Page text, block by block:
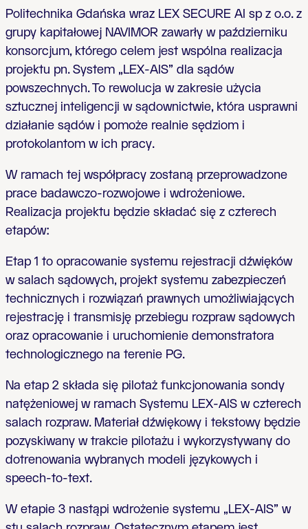
Politechnika Gdańska wraz LEX SECURE AI sp z o.o. z
grupy kapitałowej NAVIMOR zawarły w październiku
konsorcjum, którego celem jest wspólna realizacja
projektu pn. System „LEX-AIS” dla sądów
powszechnych. To rewolucja w zakresie użycia
sztucznej inteligencji w sądownictwie, która usprawni
działanie sądów i pomoże realnie sędziom i
protokolantom w ich pracy.
W ramach tej współpracy zostaną przeprowadzone
prace badawczo-rozwojowe i wdrożeniowe.
Realizacja projektu będzie składać się z czterech
etapów:
Etap 1 to opracowanie systemu rejestracji dźwięków
w salach sądowych, projekt systemu zabezpieczeń
technicznych i rozwiązań prawnych umożliwiających
rejestrację i transmisję przebiegu rozpraw sądowych
oraz opracowanie i uruchomienie demonstratora
technologicznego na terenie PG.
Na etap 2 składa się pilotaż funkcjonowania sondy
natężeniowej w ramach Systemu LEX-AIS w czterech
salach rozpraw. Materiał dźwiękowy i tekstowy będzie
pozyskiwany w trakcie pilotażu i wykorzystywany do
dotrenowania wybranych modeli językowych i
speech-to-text.
W etapie 3 nastąpi wdrożenie systemu „LEX-AIS” w